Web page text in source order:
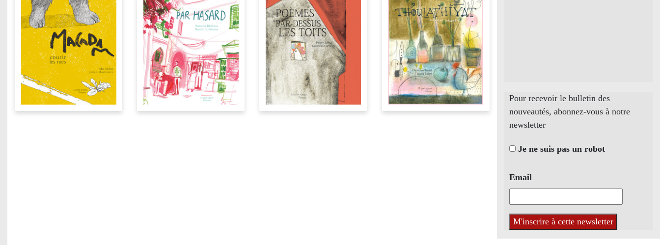
Pour recevoir le bulletin des
nouveautés, abonnez-vous à notre
newsletter
Je ne suis pas un robot
Email